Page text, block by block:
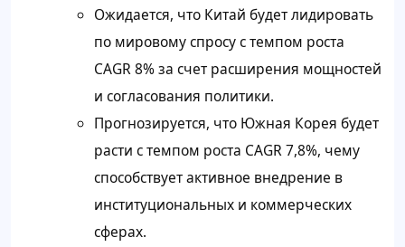
Ожидается, что Китай будет лидировать
по мировому спросу с темпом роста
CAGR 8% за счет расширения мощностей
и согласования политики.
Прогнозируется, что Южная Корея будет
расти с темпом роста CAGR 7,8%, чему
способствует активное внедрение в
институциональных и коммерческих
сферах.